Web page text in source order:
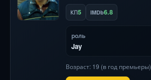
КП5 IMDb6.8
роль
Jay
Возраст: 19 (в год премьеры)